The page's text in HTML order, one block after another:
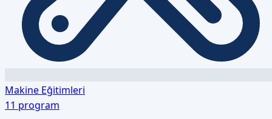
Makine Eğitimleri
11 program